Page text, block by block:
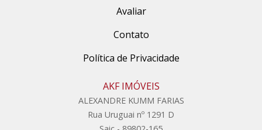
Avaliar
Contato
Política de Privacidade
AKF IMÓVEIS
ALEXANDRE KUMM FARIAS
Rua Uruguai nº 1291 D